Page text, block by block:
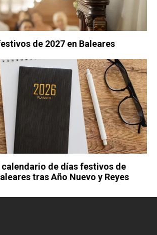
de 2027 en Baleares
calendario de días festivos de
tras Año Nuevo y Reyes